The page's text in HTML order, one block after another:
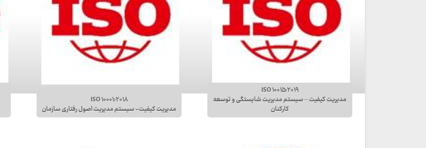
ISO ۱۰۰۱۵:۲۰۱۹
مدیریت کیفیت – سیستم مدیریت شایستگی و توسعه
کارکنان
ISO ۱۰۰۰۱:۲۰۱۸
مدیریت کیفیت- سیستم مدیریت اصول رفتاری سازمان